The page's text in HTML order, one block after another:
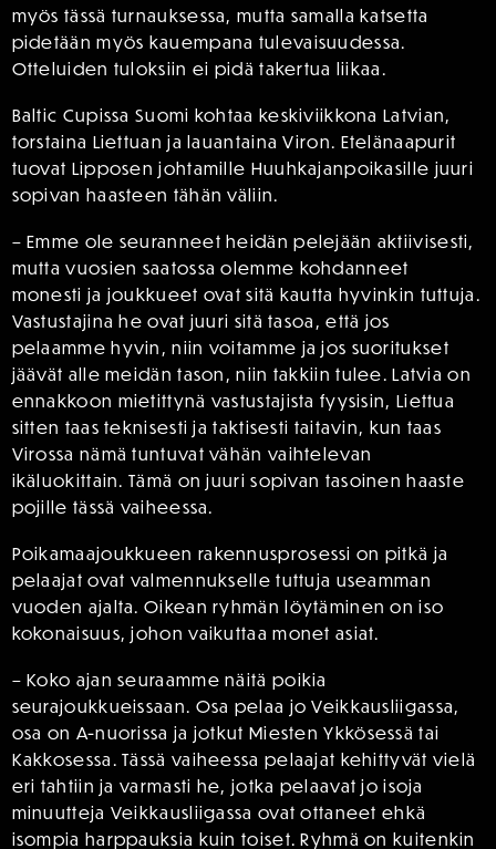
myös tässä turnauksessa, mutta samalla katsetta
pidetään myös kauempana tulevaisuudessa.
Otteluiden tuloksiin ei pidä takertua liikaa.
Baltic Cupissa Suomi kohtaa keskiviikkona Latvian,
torstaina Liettuan ja lauantaina Viron. Etelänaapurit
tuovat Lipposen johtamille Huuhkajanpoikasille juuri
sopivan haasteen tähän väliin.
– Emme ole seuranneet heidän pelejään aktiivisesti,
mutta vuosien saatossa olemme kohdanneet
monesti ja joukkueet ovat sitä kautta hyvinkin tuttuja.
Vastustajina he ovat juuri sitä tasoa, että jos
pelaamme hyvin, niin voitamme ja jos suoritukset
jäävät alle meidän tason, niin takkiin tulee. Latvia on
ennakkoon mietittynä vastustajista fyysisin, Liettua
sitten taas teknisesti ja taktisesti taitavin, kun taas
Virossa nämä tuntuvat vähän vaihtelevan
ikäluokittain. Tämä on juuri sopivan tasoinen haaste
pojille tässä vaiheessa.
Poikamaajoukkueen rakennusprosessi on pitkä ja
pelaajat ovat valmennukselle tuttuja useamman
vuoden ajalta. Oikean ryhmän löytäminen on iso
kokonaisuus, johon vaikuttaa monet asiat.
– Koko ajan seuraamme näitä poikia
seurajoukkueissaan. Osa pelaa jo Veikkausliigassa,
osa on A-nuorissa ja jotkut Miesten Ykkösessä tai
Kakkosessa. Tässä vaiheessa pelaajat kehittyvät vielä
eri tahtiin ja varmasti he, jotka pelaavat jo isoja
minuutteja Veikkausliigassa ovat ottaneet ehkä
isompia harppauksia kuin toiset. Ryhmä on kuitenkin